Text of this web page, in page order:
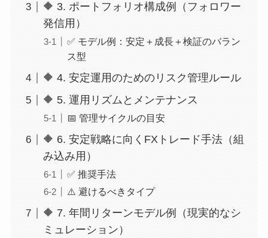
🔶 3. ポートフォリオ構成例（フォロワー
発信用）
✅ モデル例：安定＋成長＋検証のバラン
ス型
🔶 4. 安定運用のためのリスク管理ルール
🔶 5. 運用リズムとメンテナンス
📅 管理サイクルの目安
🔶 6. 安定戦略に向くFXトレード手法（組
み込み用）
✅ 推奨手法
⚠️ 避けるべきタイプ
🔶 7. 年間リターンモデル例（現実的なシ
ミュレーション）